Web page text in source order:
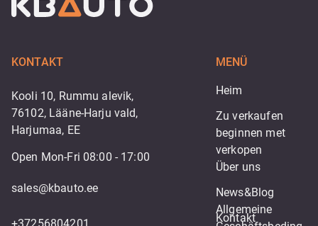
KONTAKT
Kooli 10, Rummu alevik,
76102, Lääne-Harju vald,
Harjumaa, EE
Open Mon-Fri 08:00 - 17:00
sales@kbauto.ee
MENÜ
Heim
Zu verkaufen
beginnen met
verkopen
Über uns
News&Blog
Kontakt
Allgemeine